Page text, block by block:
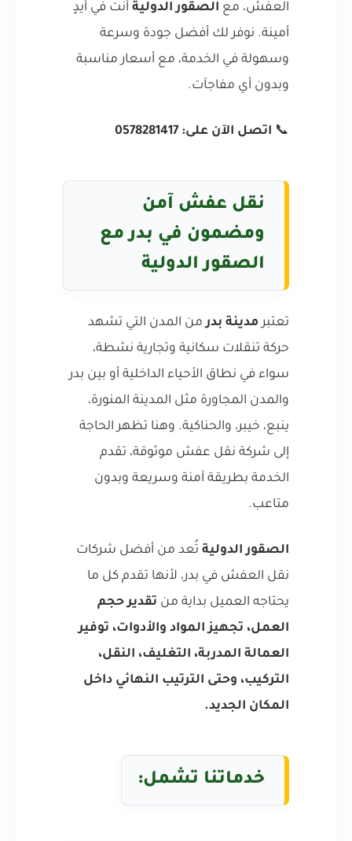
العفش، مع الصقور الدولية أنت في أيدٍ
أمينة. نوفر لك أفضل جودة وسرعة
وسهولة في الخدمة، مع أسعار مناسبة
وبدون أي مفاجآت.
📞 اتصل الآن على: 0578281417
نقل عفش آمن
ومضمون في بدر مع
الصقور الدولية
تعتبر مدينة بدرمن المدن التي تشهد
حركة تنقلات سكانية وتجارية نشطة،
سواء في نطاق الأحياء الداخلية أو بين بدر
والمدن المجاورة مثل المدينة المنورة،
ينبع، خيبر، والحناكية. وهنا تظهر الحاجة
إلى شركة نقل عفش موثوقة، تقدم
الخدمة بطريقة آمنة وسريعة وبدون
متاعب.
الصقور الدولية تُعد من أفضل شركات
نقل العفش في بدر، لأنها تقدم كل ما
يحتاجه العميل بداية من تقدير حجم
العمل، تجهيز المواد والأدوات، توفير
العمالة المدربة، التغليف، النقل،
التركيب، وحتى الترتيب النهائي داخل
المكان الجديد.
خدماتنا تشمل: